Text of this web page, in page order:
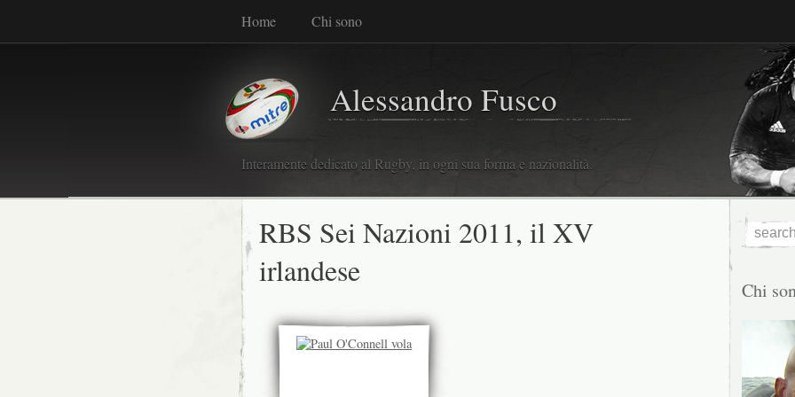
Home Chi sono
Alessandro Fusco
Interamente dedicato al Rugby, in ogni sua forma e nazionalità.
RBS Sei Nazioni 2011, il XV
irlandese
Chi